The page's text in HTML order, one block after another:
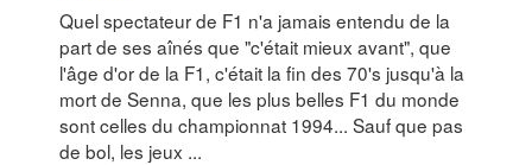
Quel spectateur de F1 n'a jamais entendu de la
part de ses aînés que "c'était mieux avant", que
l'âge d'or de la F1, c'était la fin des 70's jusqu'à la
mort de Senna, que les plus belles F1 du monde
sont celles du championnat 1994... Sauf que pas
de bol, les jeux ...